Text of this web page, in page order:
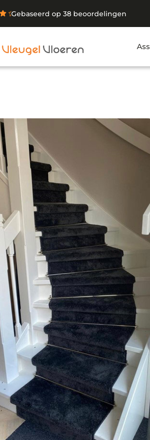
Gebaseerd op 38 beoordelingen